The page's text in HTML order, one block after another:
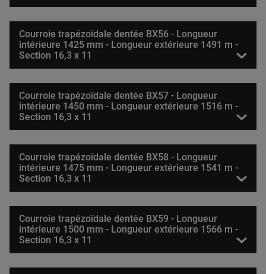
Courroie trapézoïdale dentée BX56 - Longueur
intérieure 1425 mm - Longueur extérieure 1491 m -
Section 16,3 x 11
Courroie trapézoïdale dentée BX57 - Longueur
intérieure 1450 mm - Longueur extérieure 1516 m -
Section 16,3 x 11
Courroie trapézoïdale dentée BX58 - Longueur
intérieure 1475 mm - Longueur extérieure 1541 m -
Section 16,3 x 11
Courroie trapézoïdale dentée BX59 - Longueur
intérieure 1500 mm - Longueur extérieure 1566 m -
Section 16,3 x 11